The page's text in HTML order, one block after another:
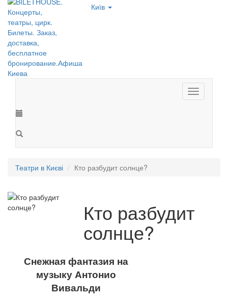
Київ
Toggle
navigation
Театри в Києві Кто разбудит солнце?
Кто разбудит
солнце?
Снежная фантазия на
музыку Антонио
Вивальди